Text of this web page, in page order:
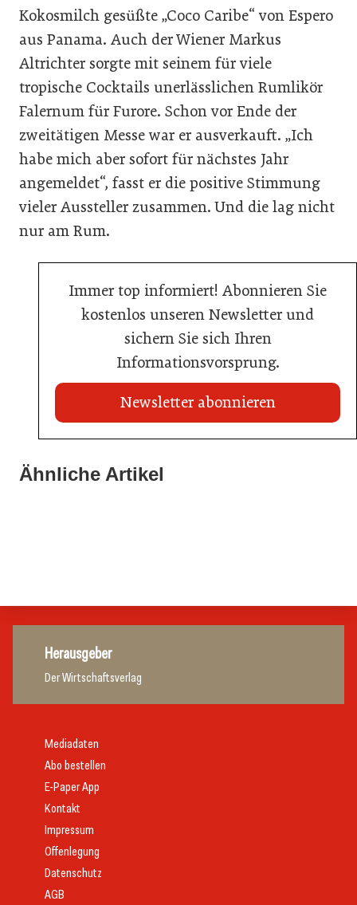
Kokosmilch gesüßte „Coco Caribe“ von Espero
aus Panama. Auch der Wiener Markus
Altrichter sorgte mit seinem für viele
tropische Cocktails unerlässlichen Rumlikör
Falernum für Furore. Schon vor Ende der
zweitätigen Messe war er ausverkauft. „Ich
habe mich aber sofort für nächstes Jahr
angemeldet“, fasst er die positive Stimmung
vieler Aussteller zusammen. Und die lag nicht
nur am Rum.
Immer top informiert! Abonnieren Sie
kostenlos unseren Newsletter und
sichern Sie sich Ihren
Informationsvorsprung.
Newsletter abonnieren
Ähnliche Artikel
20. Juli 2026
03. Juni 2026
Herausgeber
Der Wirtschaftsverlag
Mediadaten
Abo bestellen
E-Paper App
Kontakt
Impressum
Offenlegung
Datenschutz
AGB